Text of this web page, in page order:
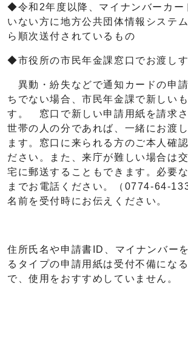
◆令和2年度以降、マイナンバーカー
いない方に地方公共団体情報システ
ら順次送付されているもの
◆市役所の市民年金課窓口でお渡し
異動・紛失などで通知カードの申
ちでない場合、市民年金課で新しい
す。 窓口で新しい申請用紙を請求
世帯の人の分であれば、一緒にお渡
ます。窓口に来られる方のご本人確
ださい。また、来庁が難しい場合は
宅に郵送することもできます。必要
までお電話ください。（0774-64-
名前を受付時にお伝えください。
住所氏名や申請書ID、マイナンバー
るタイプの申請用紙は受付不備にな
で、使用をおすすめしていません。